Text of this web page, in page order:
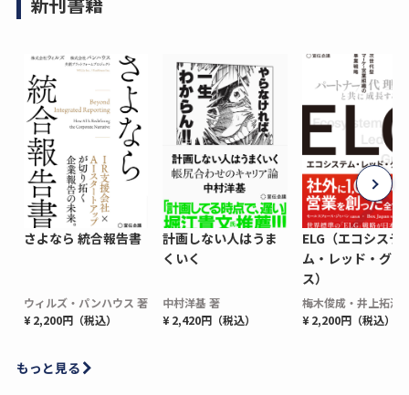
さよなら 統合報告書
ウィルズ・パンハウス 著
¥ 2,200円（税込）
計画しない人はうま
くいく
中村洋基 著
¥ 2,420円（税込）
ELG（エコシステ
ム・レッド・グロ
ス）
梅木俊成・井上拓海
¥ 2,200円（税込）
もっと見る